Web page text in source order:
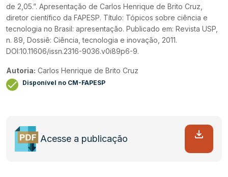
de 2,05.”. Apresentação de Carlos Henrique de Brito Cruz,
diretor científico da FAPESP. Título: Tópicos sobre ciência e
tecnologia no Brasil: apresentação. Publicado em: Revista USP,
n. 89, Dossiê: Ciência, tecnologia e inovação, 2011.
DOI:10.11606/issn.2316-9036.v0i89p6-9.
Autoria: Carlos Henrique de Brito Cruz
Disponível no CM-FAPESP
Acesse a publicação